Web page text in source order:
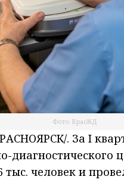
Фото: КрасЖД
. За I
диагностического
человек и